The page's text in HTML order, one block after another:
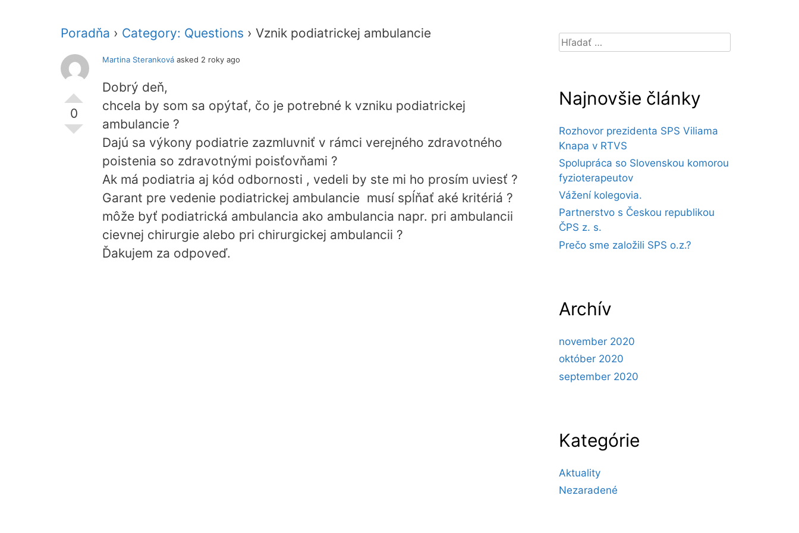
Poradňa › Category: Questions › Vznik podiatrickej ambulancie
0
Martina Steranková asked 2 roky ago
Dobrý deň,
chcela by som sa opýtať, čo je potrebné k vzniku podiatrickej
ambulancie ?
Dajú sa výkony podiatrie zazmluvniť v rámci verejného zdravotného
poistenia so zdravotnými poisťovňami ?
Ak má podiatria aj kód odbornosti , vedeli by ste mi ho prosím uviesť ?
Garant pre vedenie podiatrickej ambulancie musí spĺňať aké kritériá ?
môže byť podiatrická ambulancia ako ambulancia napr. pri ambulancii
cievnej chirurgie alebo pri chirurgickej ambulancii ?
Ďakujem za odpoveď.
Hľadať:
Najnovšie články
Rozhovor prezidenta SPS Viliama
Knapa v RTVS
Spolupráca so Slovenskou komorou
fyzioterapeutov
Vážení kolegovia.
Partnerstvo s Českou republikou
ČPS z. s.
Prečo sme založili SPS o.z.?
Archív
november 2020
október 2020
september 2020
Kategórie
Aktuality
Nezaradené